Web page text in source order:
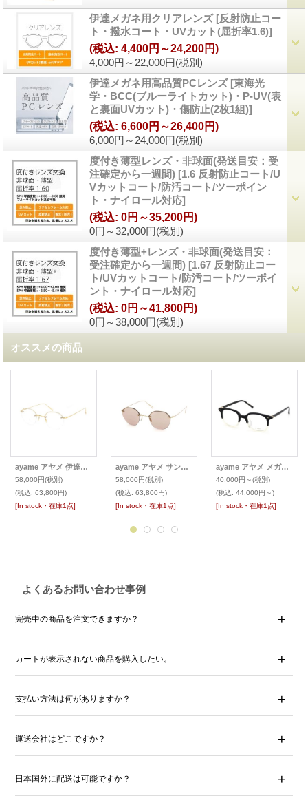
伊達メガネ用クリアレンズ [反射防止コー
ト・撥水コート・UVカット(屈折率1.6)]
4,000円～22,000円(税別)
(税込: 4,400円～24,200円)
伊達メガネ用高品質PCレンズ [東海光
学・BCC(ブルーライトカット)・P-UV(表
と裏面UVカット)・傷防止(2枚1組)]
6,000円～24,000円(税別)
(税込: 6,600円～26,400円)
度付き薄型レンズ・非球面(発送目安：受
注確定から一週間) [1.6 反射防止コート/U
Vカットコート/防汚コート/ツーポイン
ト・ナイロール対応]
0円～32,000円(税別)
(税込: 0円～35,200円)
度付き薄型+レンズ・非球面(発送目安：
受注確定から一週間) [1.67 反射防止コー
ト/UVカットコート/防汚コート/ツーポイ
ント・ナイロール対応]
0円～38,000円(税別)
(税込: 0円～41,800円)
オススメの商品
ayame アヤメ 伊達メガネ HEX RW (旧：RIMWAY)
58,000円(税別)
(税込: 63,800円)
[In stock・在庫1点]
ayame アヤメ サングラス HEX RW
58,000円(税別)
(税込: 63,800円)
[In stock・在庫1点]
ayame アヤメ メガネ SPD
40,000円～(税別)
(税込: 44,000円～)
[In stock・在庫1点]
よくあるお問い合わせ事例
完売中の商品を注文できますか？
カートが表示されない商品を購入したい。
支払い方法は何がありますか？
運送会社はどこですか？
日本国外に配送は可能ですか？